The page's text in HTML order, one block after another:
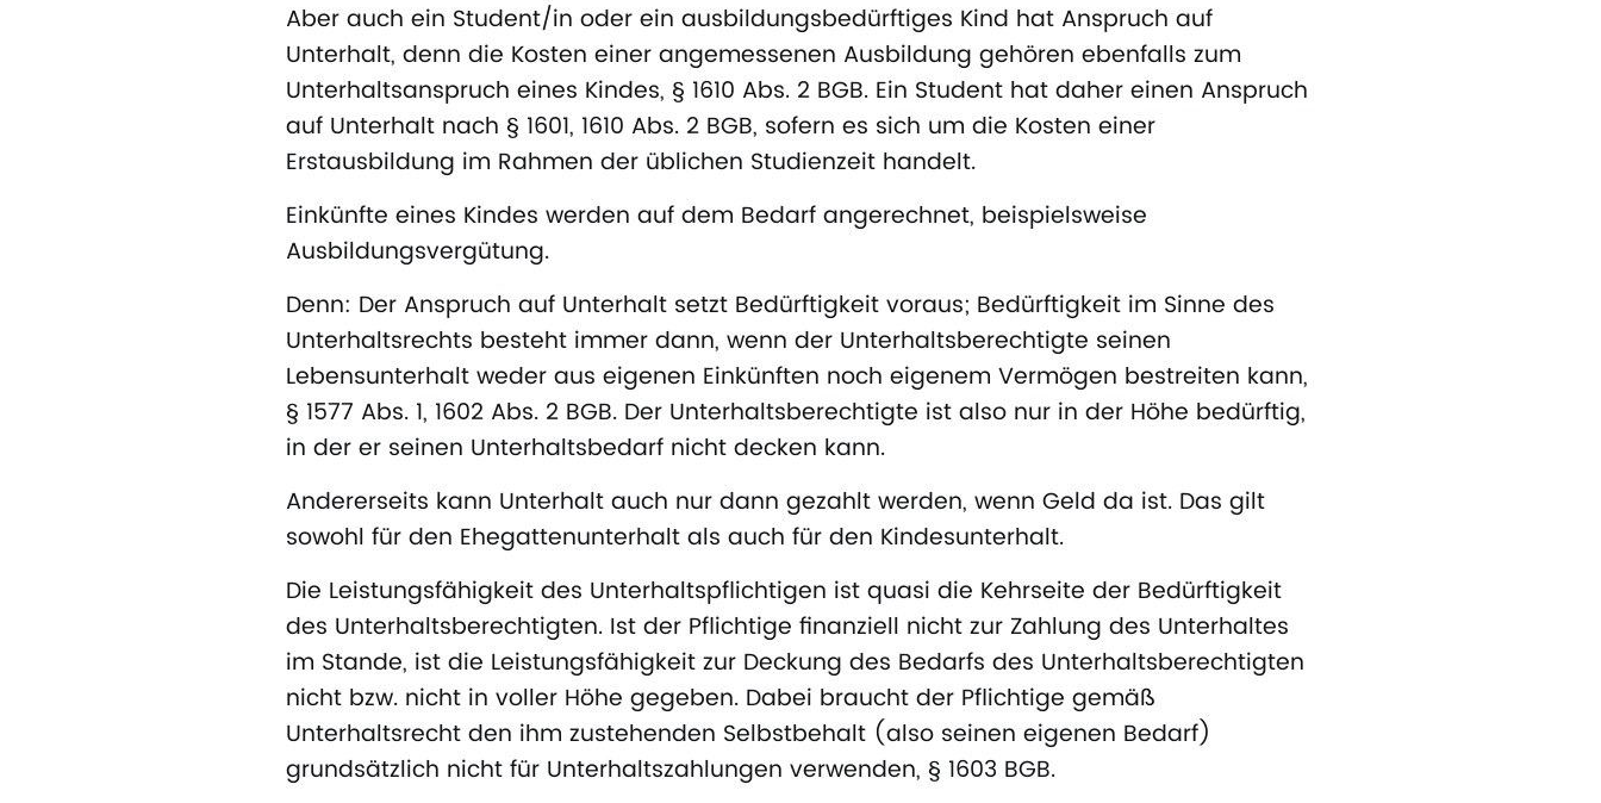
Aber auch ein Student/in oder ein ausbildungsbedürftiges Kind hat Anspruch auf
Unterhalt, denn die Kosten einer angemessenen Ausbildung gehören ebenfalls zum
Unterhaltsanspruch eines Kindes, § 1610 Abs. 2 BGB. Ein Student hat daher einen Anspruch
auf Unterhalt nach § 1601, 1610 Abs. 2 BGB, sofern es sich um die Kosten einer
Erstausbildung im Rahmen der üblichen Studienzeit handelt.
Einkünfte eines Kindes werden auf dem Bedarf angerechnet, beispielsweise
Ausbildungsvergütung.
Denn: Der Anspruch auf Unterhalt setzt Bedürftigkeit voraus; Bedürftigkeit im Sinne des
Unterhaltsrechts besteht immer dann, wenn der Unterhaltsberechtigte seinen
Lebensunterhalt weder aus eigenen Einkünften noch eigenem Vermögen bestreiten kann,
§ 1577 Abs. 1, 1602 Abs. 2 BGB. Der Unterhaltsberechtigte ist also nur in der Höhe bedürftig,
in der er seinen Unterhaltsbedarf nicht decken kann.
Andererseits kann Unterhalt auch nur dann gezahlt werden, wenn Geld da ist. Das gilt
sowohl für den Ehegattenunterhalt als auch für den Kindesunterhalt.
Die Leistungsfähigkeit des Unterhaltspflichtigen ist quasi die Kehrseite der Bedürftigkeit
des Unterhaltsberechtigten. Ist der Pflichtige finanziell nicht zur Zahlung des Unterhaltes
im Stande, ist die Leistungsfähigkeit zur Deckung des Bedarfs des Unterhaltsberechtigten
nicht bzw. nicht in voller Höhe gegeben. Dabei braucht der Pflichtige gemäß
Unterhaltsrecht den ihm zustehenden Selbstbehalt (also seinen eigenen Bedarf)
grundsätzlich nicht für Unterhaltszahlungen verwenden, § 1603 BGB.